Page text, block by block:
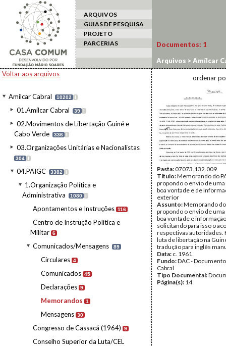
ARQUIVOS
GUIAS DE PESQUISA
PROJETO
PARCERIAS
Voltar aos arquivos
Amílcar Cabral 10202 I
01.Amílcar Cabral 39 I
02.Movimentos de Libertação Guiné e
Cabo Verde
336 I
03.Organizações Unitárias e Nacionalistas
304 I
04.PAIGC 3382 I
1.Organização Política e
Administrativa
1080 I
Apontamentos e Instruções 116
Centro de Instrução Política e
Militar 6
Comunicados/Mensagens 89
Circulares 4
Comunicados 45
Declarações 9
Memorandos 1
Mensagens 30
Congresso de Cassacá (1964) 9
Conselho Superior da Luta/CEL
Documentos: 1
Arquivos >Amílcar
Comunicados/
ordenar
Pasta:07073.132.009
Título:Memorando do
propondo o envio de
boa vontade e de
exterior
Assunto:Memorando do
propondo o envio de
boa vontade e
solicitando para isso o
respectivas autoridades.
luta de libertação na
tradução para inglês
Data: c. 1961
Fundo:DAC -
Cabral
Tipo Documental:
Página(s): 14